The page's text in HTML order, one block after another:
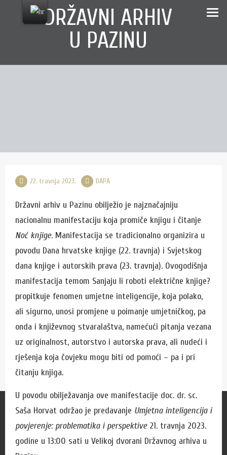
DRŽAVNI ARHIV
U PAZINU
22. travnja 2023. DAPA
Državni arhiv u Pazinu obilježio je najznačajniju
nacionalnu manifestaciju koja promiče knjigu i čitanje
Noć knjige. Manifestacija se tradicionalno organizira u
povodu Dana hrvatske knjige (22. travnja) i Svjetskog
dana knjige i autorskih prava (23. travnja). Ovogodišnja
manifestacija temom Sanjaju li roboti električne knjige?
propitkuje fenomen umjetne inteligencije, koja polako,
ali sigurno, unosi promjene u poimanje umjetničkog, pa
onda i književnog stvaralaštva, namećući pitanja vezana
uz originalnost, autorstvo i autorska prava, ali nudeći i
rješenja koja čovjeku mogu biti od pomoći – pa i pri
čitanju knjiga.
U povodu obilježavanja ove manifestacije doc. dr. sc.
Saša Horvat održao je predavanje Umjetna inteligencija i
povjerenje: problematika i perspektive 21. travnja 2023.
godine u 13:00 sati u Velikoj dvorani Državnog arhiva u
Za korisnike
Zamolba za izdavanje preslika
Cjenik naknada